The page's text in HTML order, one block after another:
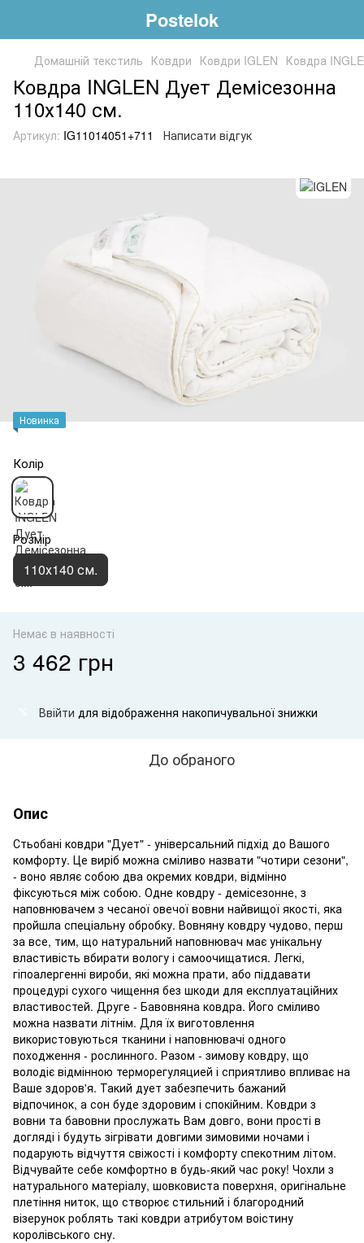
Postelok
Домашній текстиль Ковдри Ковдри IGLEN Ковдра
Ковдра INGLEN Дует Демісезонна
110х140 см.
Артикул: IG11014051+711 Написати відгук
Новинка
Колір
Розмір
110х140 см.
Немає в наявності
3 462 грн
Ввійти для відображення накопичувальної знижки
До обраного
Опис
Стьобані ковдри "Дует" - універсальний підхід до Вашого
комфорту. Це виріб можна сміливо назвати "чотири сезони",
- воно являє собою два окремих ковдри, відмінно
фіксуються між собою. Одне ковдру - демісезонне, з
наповнювачем з чесаної овечої вовни найвищої якості, яка
пройшла спеціальну обробку. Вовняну ковдру чудово, перш
за все, тим, що натуральний наповнювач має унікальну
властивість вбирати вологу і самоочищатися. Легкі,
гіпоалергенні вироби, які можна прати, або піддавати
процедурі сухого чищення без шкоди для експлуатаційних
властивостей. Друге - Бавовняна ковдра. Його сміливо
можна назвати літнім. Для їх виготовлення
використовуються тканини і наповнювачі одного
походження - рослинного. Разом - зимову ковдру, що
володіє відмінною терморегуляцией і сприятливо впливає на
Ваше здоров'я. Такий дует забезпечить бажаний
відпочинок, а сон буде здоровим і спокійним. Ковдри з
вовни та бавовни прослужать Вам довго, вони прості в
догляді і будуть зігрівати довгими зимовими ночами і
подарують відчуття свіжості і комфорту спекотним літом.
Відчувайте себе комфортно в будь-який час року! Чохли з
натурального матеріалу, шовковиста поверхня, оригінальне
плетіння ниток, що створює стильний і благородний
візерунок роблять такі ковдри атрибутом воістину
королівського сну.